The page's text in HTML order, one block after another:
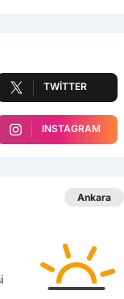
TWITTER
INSTAGRAM
Ankara